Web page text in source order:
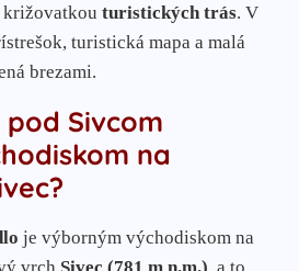
križovatkou turistických trás. V
turistická mapa a malá
brezami.
Sivcom
na
je výborným východiskom na
vrch Sivec (781 m n.m.), a to